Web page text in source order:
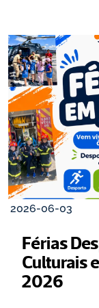
2026-06-03
Férias
Culturais
2026